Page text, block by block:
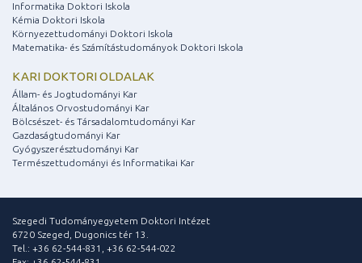
Informatika Doktori Iskola
Kémia Doktori Iskola
Környezettudományi Doktori Iskola
Matematika- és Számítástudományok Doktori Iskola
KARI DOKTORI OLDALAK
Állam- és Jogtudományi Kar
Általános Orvostudományi Kar
Bölcsészet- és Társadalomtudományi Kar
Gazdaságtudományi Kar
Gyógyszerésztudományi Kar
Természettudományi és Informatikai Kar
Szegedi Tudományegyetem Doktori Intézet
6720 Szeged, Dugonics tér 13.
Tel.: +36 62-544-831, +36 62-544-022